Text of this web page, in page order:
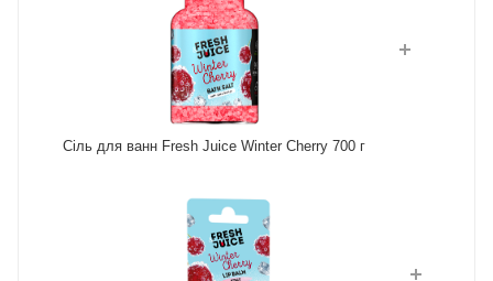
Сіль для ванн Fresh Juice Winter Cherry 700 г